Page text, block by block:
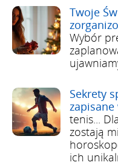
Twoje
Wybór
Sekrety
tenis...
zostają
ich